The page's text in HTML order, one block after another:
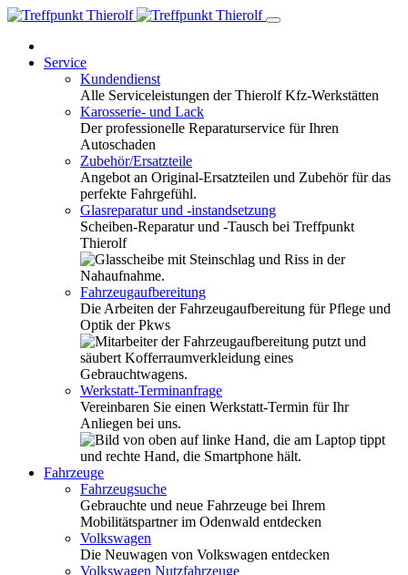
Service
Kundendienst
Alle Serviceleistungen der Thierolf Kfz-Werkstätten
Karosserie- und Lack
Der professionelle Reparaturservice für Ihren
Autoschaden
Zubehör/Ersatzteile
Angebot an Original-Ersatzteilen und Zubehör für das
perfekte Fahrgefühl.
Glasreparatur und -instandsetzung
Scheiben-Reparatur und -Tausch bei Treffpunkt
Thierolf
Fahrzeugaufbereitung
Die Arbeiten der Fahrzeugaufbereitung für Pflege und
Optik der Pkws
Werkstatt-Terminanfrage
Vereinbaren Sie einen Werkstatt-Termin für Ihr
Anliegen bei uns.
Fahrzeuge
Fahrzeugsuche
Gebrauchte und neue Fahrzeuge bei Ihrem
Mobilitätspartner im Odenwald entdecken
Volkswagen
Die Neuwagen von Volkswagen entdecken
Volkswagen Nutzfahrzeuge